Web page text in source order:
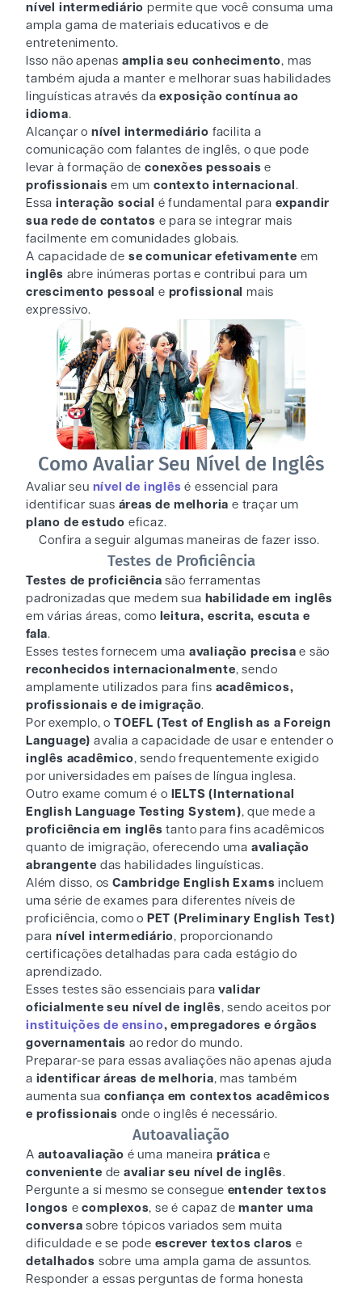
nível intermediário permite que você consuma uma
ampla gama de materiais educativos e de
entretenimento.
Isso não apenas amplia seu conhecimento, mas
também ajuda a manter e melhorar suas habilidades
linguísticas através daexposição contínua ao
idioma.
Alcançar o nível intermediário facilita a
comunicação com falantes de inglês, o que pode
levar à formação deconexões pessoais e
profissionaisem um contexto internacional .
Essa interação social é fundamental para expandir
sua rede de contatos e para se integrar mais
facilmente em comunidades globais.
A capacidade de se comunicar efetivamente em
inglês abre inúmeras portas e contribui para um
crescimento pessoal e profissionalmais
expressivo.
Como Avaliar Seu Nível de Inglês
Avaliar seu nível de inglês é essencial para
identificar suas áreas de melhoria e traçar um
plano de estudo eficaz.
Confira a seguir algumas maneiras de fazer isso.
Testes de Proficiência
Testes de proficiência são ferramentas
padronizadas que medem sua habilidade em inglês
em várias áreas, como leitura, escrita, escuta e
fala.
Esses testes fornecem uma avaliação precisa e são
reconhecidos internacionalmente, sendo
amplamente utilizados para fins acadêmicos,
profissionais e de imigração.
Por exemplo, o TOEFL (Test of English as a Foreign
Language) avalia a capacidade de usar e entender o
inglês acadêmico, sendo frequentemente exigido
por universidades em países de língua inglesa.
Outro exame comum é o
IELTS (International
English Language Testing System), que mede a
proficiência em inglês tanto para fins acadêmicos
quanto de imigração, oferecendo uma avaliação
abrangente das habilidades linguísticas.
Além disso, os Cambridge English Exams incluem
uma série de exames para diferentes níveis de
proficiência, como o PET (Preliminary English Test)
para nível intermediário, proporcionando
certificações detalhadas para cada estágio do
aprendizado.
Esses testes são essenciais paravalidar
oficialmente seu nível de inglês, sendo aceitos por
instituições de ensino, empregadores e órgãos
governamentais ao redor do mundo.
Preparar-se para essas avaliações não apenas ajuda
a identificar áreas de melhoria, mas também
aumenta sua confiança em contextos acadêmicos
e profissionais onde o inglês é necessário.
Autoavaliação
A autoavaliação é uma maneirapráticae
conveniente deavaliar seu nível de inglês.
Pergunte a si mesmo se consegue entender textos
longos ecomplexos, se é capaz demanter uma
conversa sobre tópicos variados sem muita
dificuldade e se pode escrever textos claros e
detalhados sobre uma ampla gama de assuntos.
Responder a essas perguntas de forma honesta